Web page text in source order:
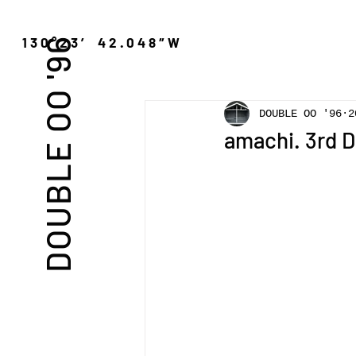
DOUBLE OO '96 amachi. 3rd
DOUBLE OO '96
130°23′ 42.048″W